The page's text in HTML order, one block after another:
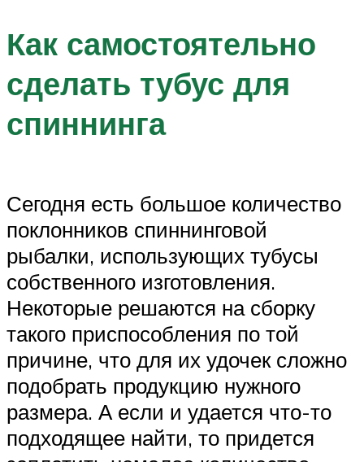
Как самостоятельно
сделать тубус для
спиннинга
Сегодня есть большое количество
поклонников спиннинговой
рыбалки, использующих тубусы
собственного изготовления.
Некоторые решаются на сборку
такого приспособления по той
причине, что для их удочек сложно
подобрать продукцию нужного
размера. А если и удается что-то
подходящее найти, то придется